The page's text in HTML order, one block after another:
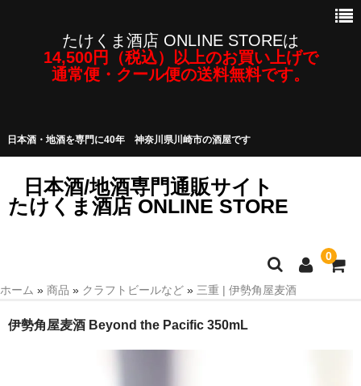
たけくま酒店 ONLINE STOREは
14,500円（税込）以上のお買い上げで
通常便・クール便の送料無料です。
日本酒・地酒を専門に40年 神奈川県川崎市の酒屋です
日本酒/地酒専門通販サイト
たけくま酒店 ONLINE STORE
0
ホーム » 商品 » クラフトビールなど » 三重 | 伊勢角屋麦酒
伊勢角屋麦酒 Beyond the Pacific 350mL